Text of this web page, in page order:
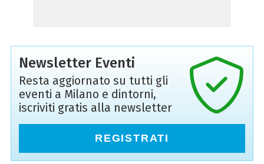
Newsletter Eventi
Resta aggiornato su tutti gli
eventi a Milano e dintorni,
iscriviti gratis alla newsletter
REGISTRATI